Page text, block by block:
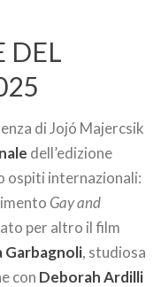
DEL
di Jojó Majercsik
dell’edizione
ospiti internazionali:
Gay and
per altro il film
Garbagnoli, studiosa
con Deborah Ardilli